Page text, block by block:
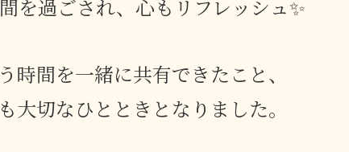
を過ごされ、心もリフレッシュ✨
時間を一緒に共有できたこと、
大切なひとときとなりました。